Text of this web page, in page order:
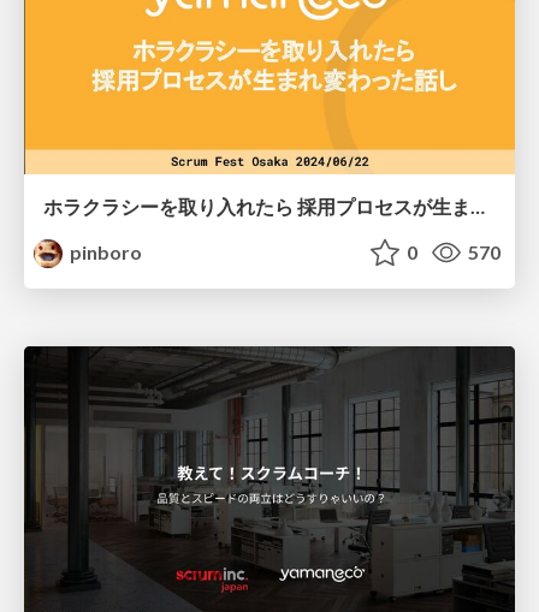
ホラクラシーを取り入れたら 採用プロセスが生まれ変わった話し
pinboro
0 570